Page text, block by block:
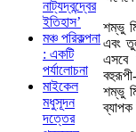
শম্ভু
এবং
এসবে
শম্ভু
ব্যাপক
নাট্যদ্বন্দ্বের
ইতিহাস’
মঞ্চ পরিকল্পনা
: একটি
পর্যালোচনা
মাইকেল
মধুসূদন
দত্তের